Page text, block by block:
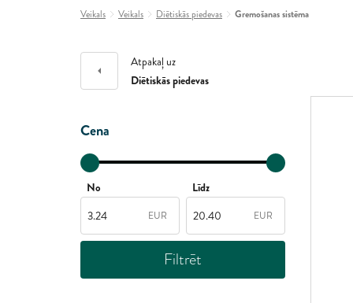
Veikals Veikals Diētiskās piedevas Gremošanas sistēma
Atpakaļ uz
Diētiskās piedevas
Cena
No
EUR
Līdz
EUR